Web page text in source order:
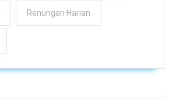
Renungan Harian